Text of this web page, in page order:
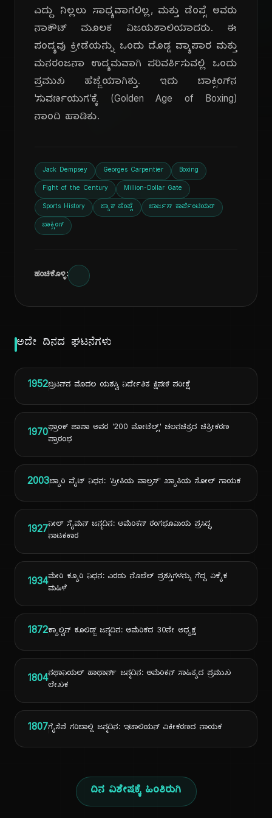
ದಿ
ಎದ್ದು ನಿಲ್ಲಲು ಸಾಧ್ಯವಾಗಲಿಲ್ಲ, ಮತ್ತು ಡೆಂಪ್ಸೆ ಅವರು
ನಾಕೌಟ್ ಮೂಲಕ ವಿಜಯಶಾಲಿಯಾದರು. ಈ
ಪಂದ್ಯವು ಕ್ರೀಡೆಯನ್ನು ಒಂದು ದೊಡ್ಡ ವ್ಯಾಪಾರ ಮತ್ತು
ಮನರಂಜನಾ ಉದ್ಯಮವಾಗಿ ಪರಿವರ್ತಿಸುವಲ್ಲಿ ಒಂದು
ಪ್ರಮುಖ ಹೆಜ್ಜೆಯಾಗಿತ್ತು. ಇದು ಬಾಕ್ಸಿಂಗ್‌ನ
'ಸುವರ್ಣಯುಗ'ಕ್ಕೆ (Golden Age of Boxing)
ನಾಂದಿ ಹಾಡಿತು.
Jack Dempsey Georges Carpentier Boxing
Fight of the Century Million-Dollar Gate
Sports History ಜ್ಯಾಕ್ ಡೆಂಪ್ಸೆ ಜಾರ್ಜಸ್ ಕಾರ್ಪೆಂಟಿಯರ್
ಬಾಕ್ಸಿಂಗ್
ಹಂಚಿಕೊಳ್ಳಿ:
ಅದೇ ದಿನದ ಘಟನೆಗಳು
1952ಬ್ರಿಟನ್‌ನ ಮೊದಲ ಯಶಸ್ವಿ ನಿರ್ದೇಶಿತ ಕ್ಷಿಪಣಿ ಪರೀಕ್ಷೆ
1970ಫ್ರಾಂಕ್ ಜಾಪಾ ಅವರ '200 ಮೋಟೆಲ್ಸ್' ಚಲನಚಿತ್ರದ ಚಿತ್ರೀಕರಣ
ಪ್ರಾರಂಭ
2003ಬ್ಯಾರಿ ವೈಟ್ ನಿಧನ: 'ಪ್ರೀತಿಯ ವಾಲ್ರಸ್' ಖ್ಯಾತಿಯ ಸೋಲ್ ಗಾಯಕ
1927ನೀಲ್ ಸೈಮನ್ ಜನ್ಮದಿನ: ಅಮೆರಿಕನ್ ರಂಗಭೂಮಿಯ ಪ್ರಸಿದ್ಧ
ನಾಟಕಕಾರ
1934ಮೇರಿ ಕ್ಯೂರಿ ನಿಧನ: ಎರಡು ನೊಬೆಲ್ ಪ್ರಶಸ್ತಿಗಳನ್ನು ಗೆದ್ದ ಏಕೈಕ
ಮಹಿಳೆ
1872ಕ್ಯಾಲ್ವಿನ್ ಕೂಲಿಡ್ಜ್ ಜನ್ಮದಿನ: ಅಮೆರಿಕದ 30ನೇ ಅಧ್ಯಕ್ಷ
1804ನಥಾನಿಯಲ್ ಹಾಥಾರ್ನ್ ಜನ್ಮದಿನ: ಅಮೆರಿಕನ್ ಸಾಹಿತ್ಯದ ಪ್ರಮುಖ
ಲೇಖಕ
1807ಗೈಸೆಪೆ ಗರಿಬಾಲ್ಡಿ ಜನ್ಮದಿನ: ಇಟಾಲಿಯನ್ ಏಕೀಕರಣದ ನಾಯಕ
ದಿನ ವಿಶೇಷಕ್ಕೆ ಹಿಂತಿರುಗಿ